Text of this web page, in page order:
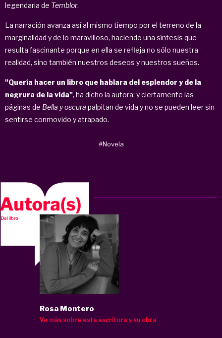
legendaria de Temblor.
La narración avanza así al mismo tiempo por el terreno de la
marginalidad y de lo maravilloso, haciendo una síntesis que
resulta fascinante porque en ella se refleja no sólo nuestra
realidad, sino también nuestros deseos y nuestros sueños.
"Quería hacer un libro que hablara del esplendor y de la
negrura de la vida", ha dicho la autora; y ciertamente las
páginas de Bella y oscura palpitan de vida y no se pueden leer sin
sentirse conmovido y atrapado.
#Novela
Rosa Montero
Ve más sobre esta escritora y su obra